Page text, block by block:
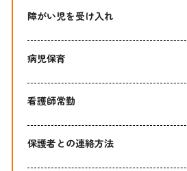
障がい児を受け入れ
病児保育
看護師常勤
保護者との連絡方法